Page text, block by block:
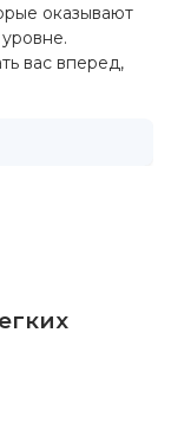
оказывают
вас вперед,